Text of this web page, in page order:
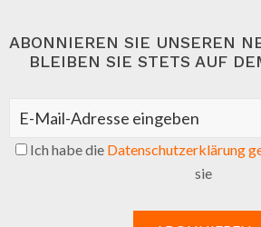
ABONNIEREN SIE UNSEREN
BLEIBEN SIE STETS AUF
Ich habe die Datenschutzerklärung
sie